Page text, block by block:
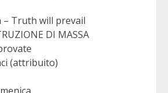
– Truth will prevail
DI MASSA
(attribuito)